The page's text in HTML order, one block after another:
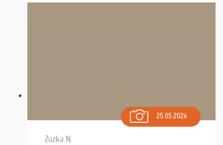
osudu - pohodový šefík Meďo, dobrá parti ...
25.05.2026
Zuzka N.